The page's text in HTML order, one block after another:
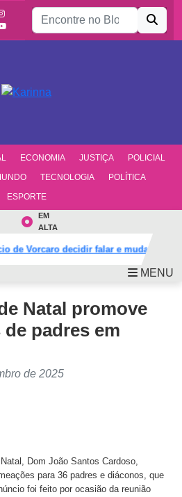
Buscar por:
ECONOMIA JUSTIÇA
POLICIAL
TECNOLOGIA
POLÍTICA
ESPORTE
EM
ALTA
Vorcaro decidir falar e mudar defesa
MENU
Natal promove
padres em
de 2025
Dom João Santos Cardoso,
para 36 padres e diáconos, que
foi feito por ocasião da reunião